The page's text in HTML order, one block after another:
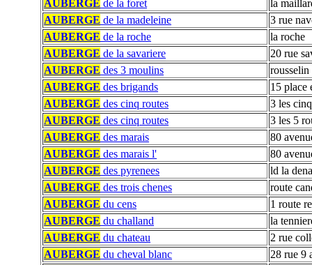
AUBERGE de la foret
la
AUBERGE de la madeleine
3 rue
AUBERGE de la roche
la roche
AUBERGE de la savariere
20 rue
AUBERGE des 3 moulins
rousselin
AUBERGE des brigands
15 place
AUBERGE des cinq routes
3 les
AUBERGE des cinq routes
3 les 5
AUBERGE des marais
80
AUBERGE des marais l'
80
AUBERGE des pyrenees
ld la
AUBERGE des trois chenes
route
AUBERGE du cens
1 route
AUBERGE du challand
la
AUBERGE du chateau
2 rue
AUBERGE du cheval blanc
28 rue 9